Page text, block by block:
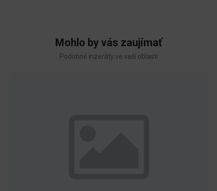
Mohlo by vás zaujímať
Podobné inzeráty ve vaší oblasti